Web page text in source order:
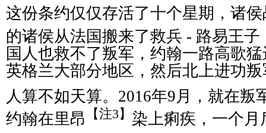
这份条约仅仅存活了十个星期，诸
的诸侯从法国搬来了救兵 - 路易王子
国人也救不了叛军，约翰一路高歌
英格兰大部分地区，然后北上进功
人算不如天算。2016年9月，就在叛
约翰在里昂
【注3】 染上痢疾，一个月